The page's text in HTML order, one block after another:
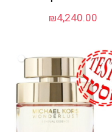
₪4,240.00